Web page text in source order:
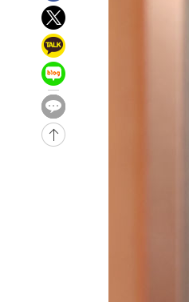
-28280초 전 >
[속보] 뉴욕증시,
-27073초 전 >
축구협회, 15년 전
-25758초 전 >
경찰, '홍명보는 2
-11354초 전 >
[속보]합참 "北 발
화"
-11102초 전 >
日방위성, 北이 동
-9532초 전 >
[속보] SKT, 에이
-8938초 전 >
'낮 최고 39도' 불볕
[속보]7~9일 프로야
"韓 외환시장 개입
'월드컵 탈락 후폭
서울 낮 37.9도, 올
[속보]종합특검, 대